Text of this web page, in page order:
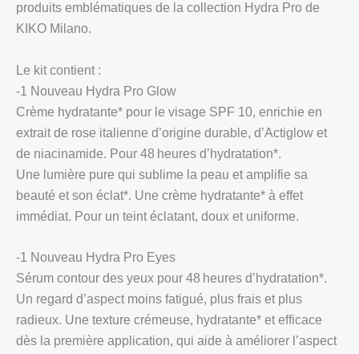
produits emblématiques de la collection Hydra Pro de
KIKO Milano.
Le kit contient :
-1 Nouveau Hydra Pro Glow
Crème hydratante* pour le visage SPF 10, enrichie en
extrait de rose italienne d’origine durable, d’Actiglow et
de niacinamide. Pour 48 heures d’hydratation*.
Une lumière pure qui sublime la peau et amplifie sa
beauté et son éclat*. Une crème hydratante* à effet
immédiat. Pour un teint éclatant, doux et uniforme.
-1 Nouveau Hydra Pro Eyes
Sérum contour des yeux pour 48 heures d’hydratation*.
Un regard d’aspect moins fatigué, plus frais et plus
radieux. Une texture crémeuse, hydratante* et efficace
dès la première application, qui aide à améliorer l’aspect